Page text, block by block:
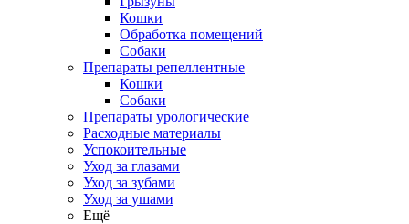
Кошки
Обработка помещений
Собаки
Препараты репеллентные
Кошки
Собаки
Препараты урологические
Расходные материалы
Успокоительные
Уход за глазами
Уход за зубами
Уход за ушами
Ещё